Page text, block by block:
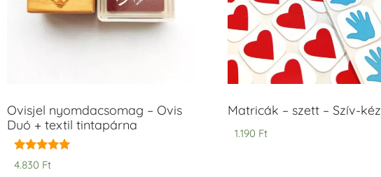
Ovisjel nyomdacsomag – Ovis
Duó + textil tintapárna
Értékelés:
5.00
4.830 Ft
Matricák – szett – Szív-kéz
1.190 Ft